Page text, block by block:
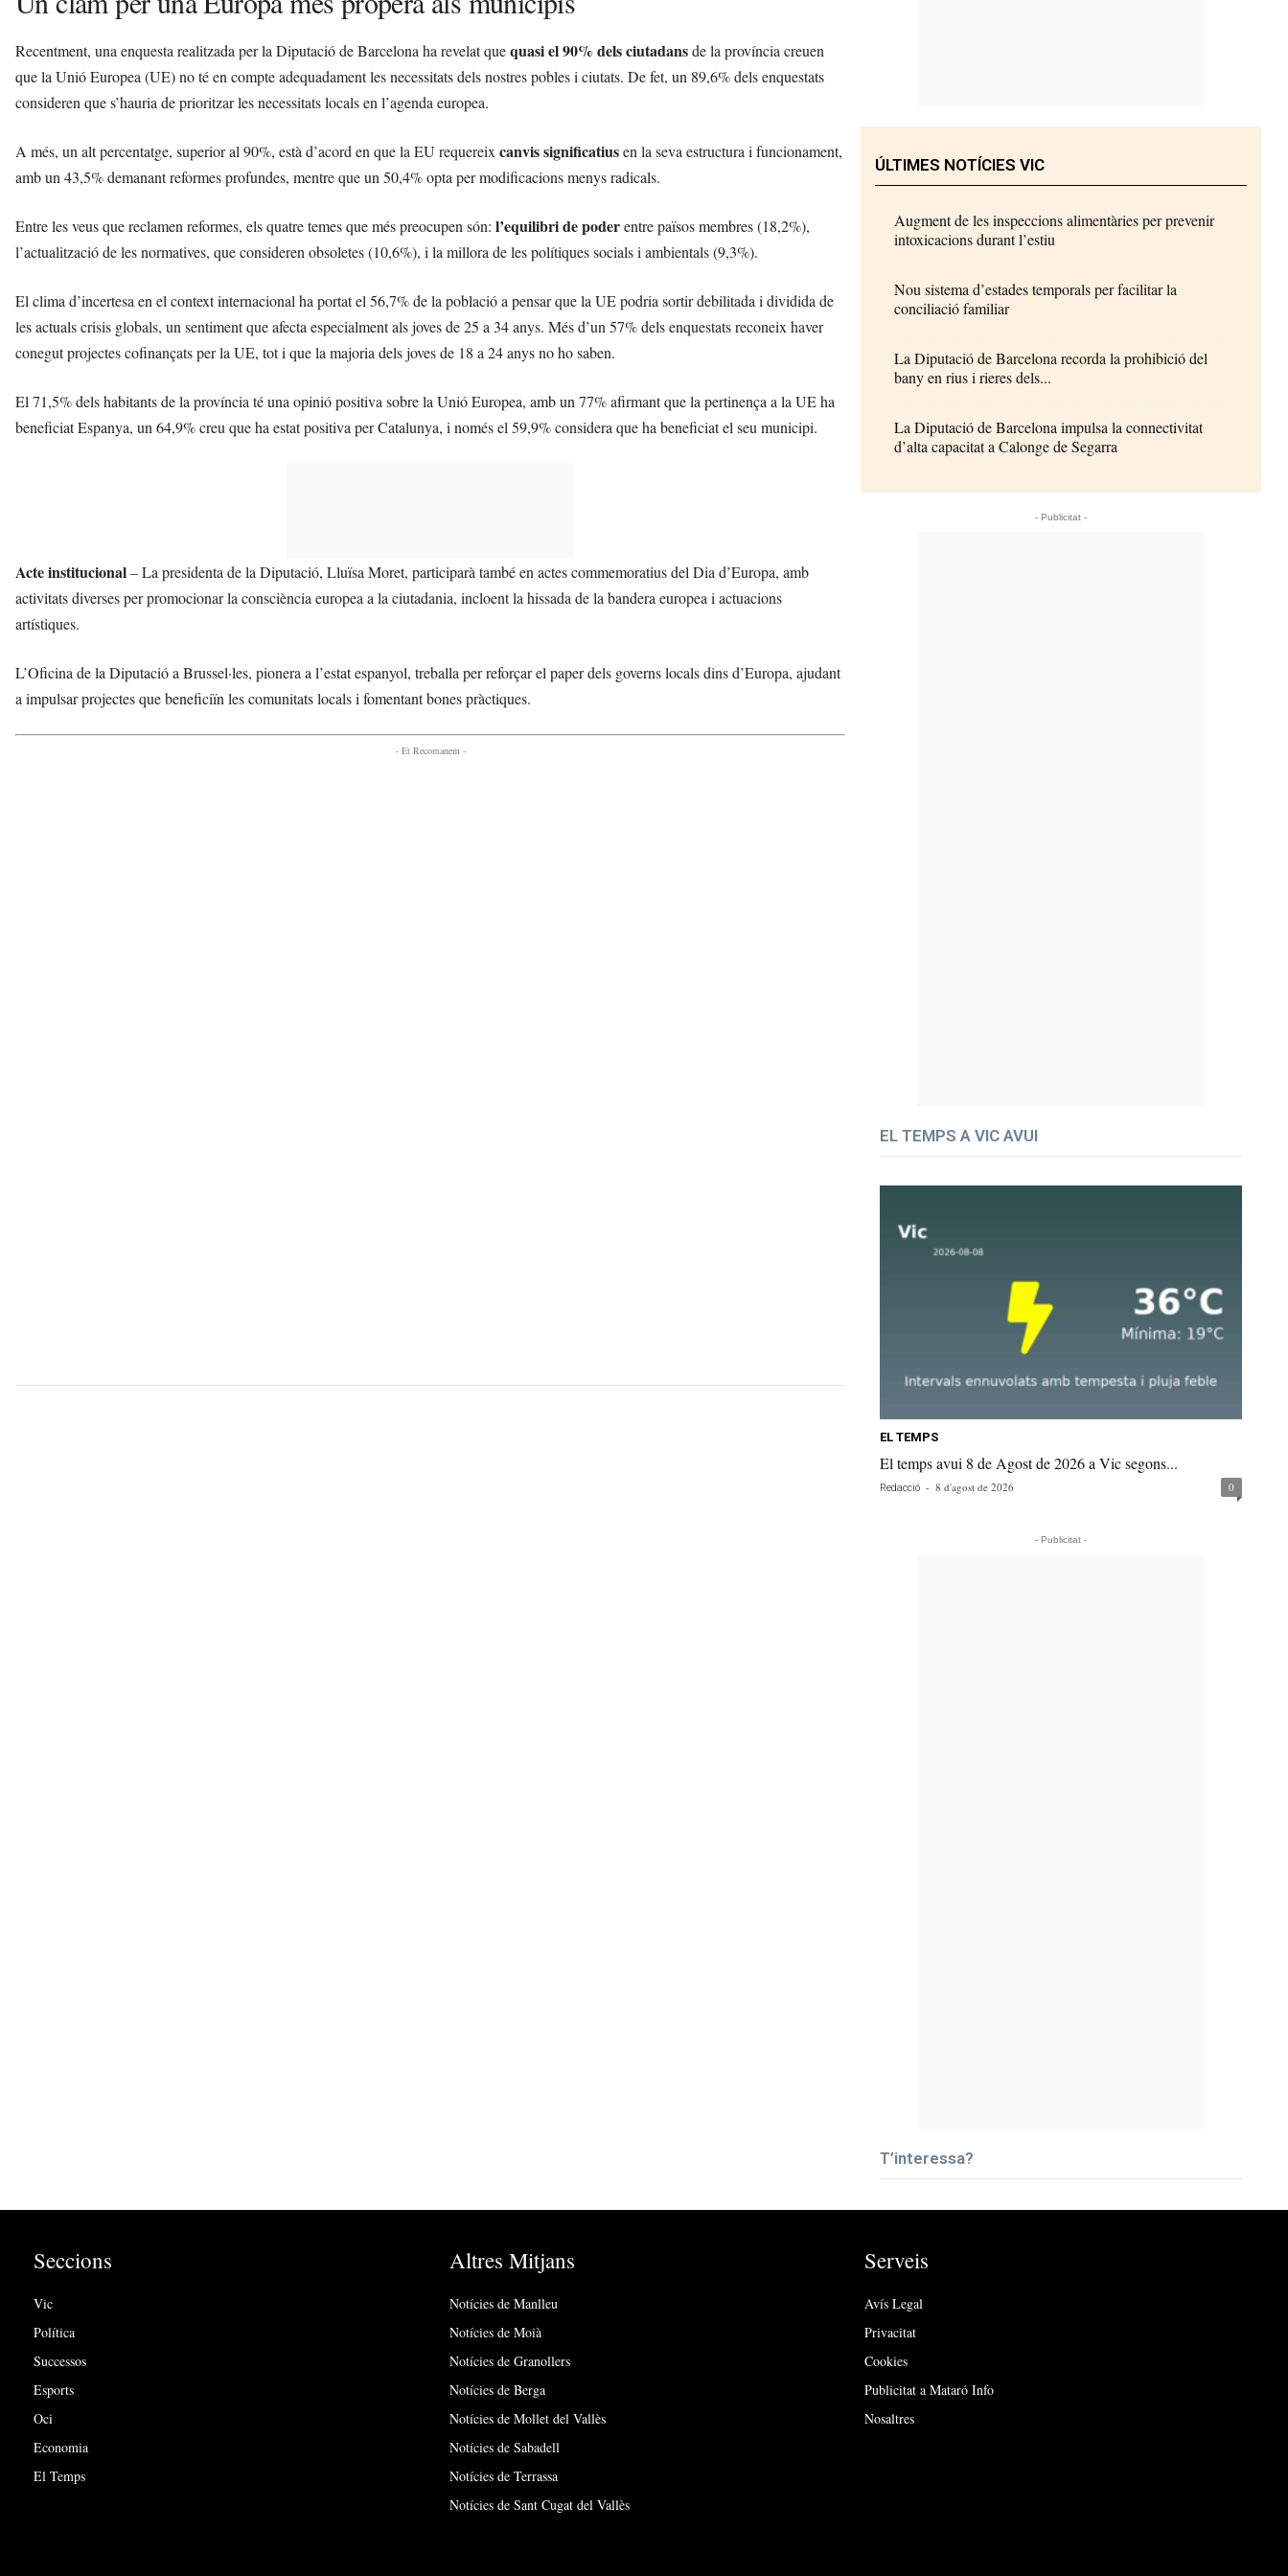
Recentment, una enquesta realitzada per la Diputació de Barcelona ha revelat quequasi el 90% dels ciutadansde la província creuen
que la Unió Europea (UE) no té en compte adequadament les necessitats dels nostres pobles i ciutats. De fet, un 89,6% dels enquestats
consideren que s’hauria de prioritzar les necessitats locals en l’agenda europea.
A més, un alt percentatge, superior al 90%, està d’acord en que la EU requereixcanvis significatiusen la seva estructura i funcionament,
amb un 43,5% demanant reformes profundes, mentre que un 50,4% opta per modificacions menys radicals.
Entre les veus que reclamen reformes, els quatre temes que més preocupen són: l’equilibri de poderentre països membres (18,2%),
l’actualització de les normatives, que consideren obsoletes (10,6%), i la millora de les polítiques socials i ambientals (9,3%).
El clima d’incertesa en el context internacional ha portat el 56,7% de la població a pensar que la UE podria sortir debilitada i dividida de
les actuals crisis globals, un sentiment que afecta especialment als joves de 25 a 34 anys. Més d’un 57% dels enquestats reconeix haver
conegut projectes cofinançats per la UE, tot i que la majoria dels joves de 18 a 24 anys no ho saben.
El 71,5% dels habitants de la província té una opinió positiva sobre la Unió Europea, amb un 77% afirmant que la pertinença a la UE ha
beneficiat Espanya, un 64,9% creu que ha estat positiva per Catalunya, i només el 59,9% considera que ha beneficiat el seu municipi.
Acte institucional– La presidenta de la Diputació, Lluïsa Moret, participarà també en actes commemoratius del Dia d’Europa, amb
activitats diverses per promocionar la consciència europea a la ciutadania, incloent la hissada de la bandera europea i actuacions
artístiques.
L’Oficina de la Diputació a Brussel·les, pionera a l’estat espanyol, treballa per reforçar el paper dels governs locals dins d’Europa, ajudant
a impulsar projectes que beneficiïn les comunitats locals i fomentant bones pràctiques.
- Et Recomanem -
ÚLTIMES NOTÍCIES VIC
Augment de les inspeccions alimentàries per prevenir
intoxicacions durant l’estiu
Nou sistema d’estades temporals per facilitar la
conciliació familiar
La Diputació de Barcelona recorda la prohibició del
bany en rius i rieres dels...
La Diputació de Barcelona impulsa la connectivitat
d’alta capacitat a Calonge de Segarra
- Publicitat -
EL TEMPS A VIC AVUI
EL TEMPS
El temps avui 8 de Agost de 2026 a Vic segons...
Redacció - 8 d'agost de 2026 0
- Publicitat -
T’interessa?
Seccions
Vic
Política
Successos
Esports
Oci
Economia
El Temps
Altres Mitjans
Notícies de Manlleu
Notícies de Moià
Notícies de Granollers
Notícies de Berga
Notícies de Mollet del Vallès
Notícies de Sabadell
Notícies de Terrassa
Notícies de Sant Cugat del Vallès
Serveis
Avís Legal
Privacitat
Cookies
Publicitat a Mataró Info
Nosaltres